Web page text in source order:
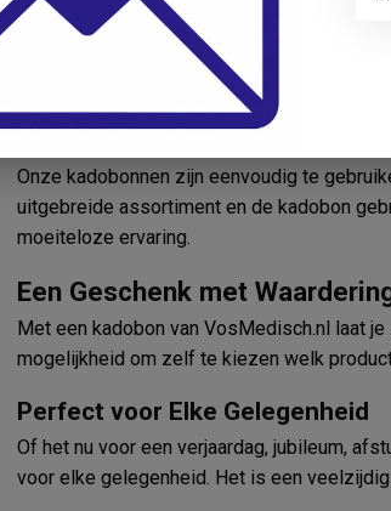
Een kadobon van VosMedisch.nl is een
aangepast. Of ze nu op zoek zijn naar
hebben ze de vrijheid om zelf te kiezen,
Onze kadobonnen zijn eenvoudig te
uitgebreide assortiment en de kadobon
moeiteloze ervaring.
Een Geschenk met
Met een kadobon van VosMedisch.nl laat
mogelijkheid om zelf te kiezen welk
Perfect voor Elke Gelegenheid
Of het nu voor een verjaardag, jubileum,
voor elke gelegenheid. Het is een